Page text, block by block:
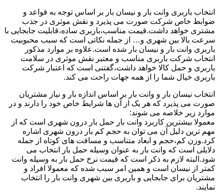
انتخاب باربری وانت بار و نیسان بار بر اساس توجه به قواعد و
ضوابط خاص شرکت صورت می پذیرد و نقش موثری در جذب
مشتری خواهد داشت.قیمت مناسب،باربری ساده،قابلیت جابجایی با
سرعت بالا بین شهری و… از جمله نکاتی است که سبب محبوبیت
باربری وانت بار و نیسان بار شده است.علاوه بر موارد مذکور
انتخاب شرکت باربری مناسب و معتبر نقش موثری در سلامت
باربری و حمل کالا خواهد داشت،گفتنی است که اعتبار شرکت
باربری خیال شما را از همه جهات راحت می کند.
انتخاب نیسان بار و وانت بار بر اساس اندازه بار و نیاز مشتریان
صورت می پذیرد که هر یک از آن ها شرایط خاص خود را دارند و در
موارد زیر خلاصه می شوند:
معمولا بیشترین کاربرد وانت بار حمل بار درون شهری است که از
مهم ترین دلیل آن می توان به حجم کم بار درون شهری اشاره
کرد.وزن کم،حجم و ابعاد متناسب و مسافت های کوتاه از جمله
دلایلی است که وانت بار به عنوان وسیله حمل بار انتخاب می
شود.البته لازم به ذکر است که قیمت نرخ حمل بار به وسیله وانت
کمتر از نیسان است و همین امر سبب شده که معمولا افراد و
مشتریان برای جابجایی و باربری بین شهری وانت بار را انتخاب
نمایند.